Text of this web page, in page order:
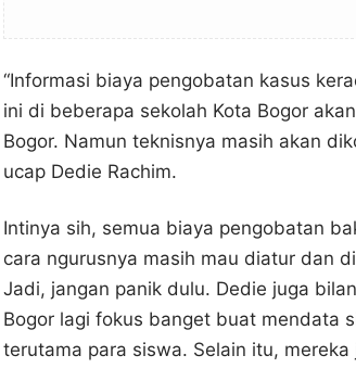
“Informasi biaya pengobatan kasus
ini di beberapa sekolah Kota Bogor
Bogor. Namun teknisnya masih akan
ucap Dedie Rachim.
Intinya sih, semua biaya pengobatan
cara ngurusnya masih mau diatur dan
Jadi, jangan panik dulu. Dedie juga
Bogor lagi fokus banget buat mendata
terutama para siswa. Selain itu,